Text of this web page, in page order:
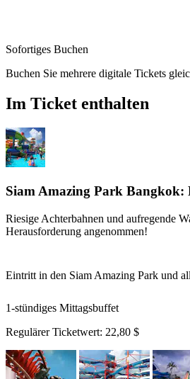
Sofortiges Buchen
Buchen Sie mehrere digitale Tickets
Im Ticket enthalten
Siam Amazing Park
Riesige Achterbahnen und aufregende
Herausforderung angenommen!
Eintritt in den Siam Amazing Park und
1-stündiges Mittagsbuffet
Regulärer Ticketwert: 22,80 $